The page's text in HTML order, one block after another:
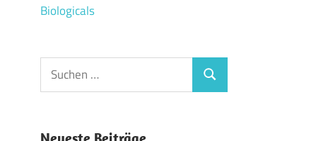
Biologicals
Suchen
nach:
Suchen
Neueste Beiträge